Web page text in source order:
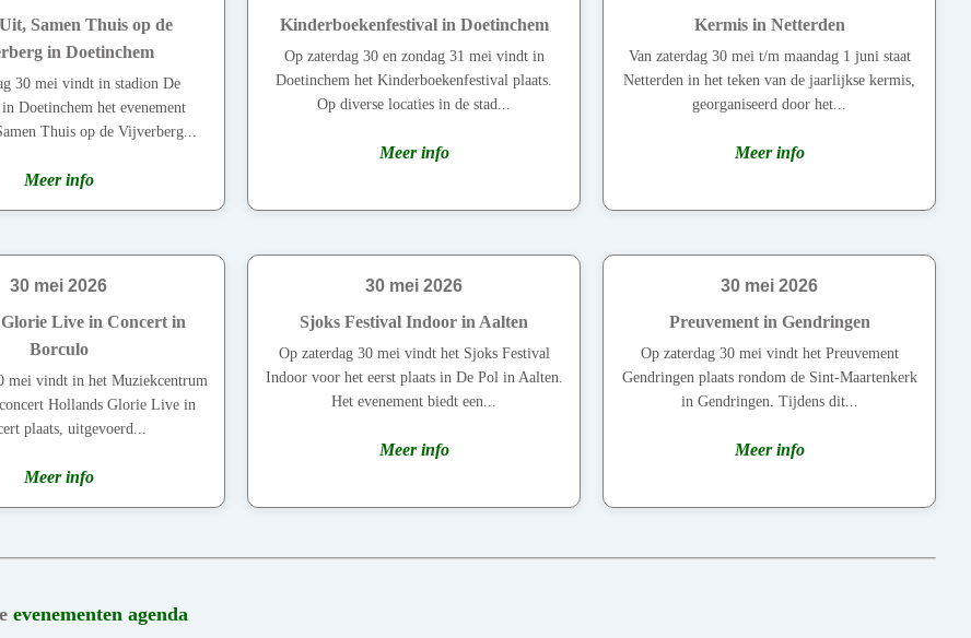
Samen Thuis op de
in Doetinchem
30 mei vindt in stadion De
Doetinchem het evenement
Thuis op de Vijverberg...
Meer info
Kinderboekenfestival in Doetinchem
Op zaterdag 30 en zondag 31 mei vindt in
Doetinchem het Kinderboekenfestival plaats.
Op diverse locaties in de stad...
Meer info
Kermis in Netterden
Van zaterdag 30 mei t/m maandag 1 juni staat
Netterden in het teken van de jaarlijkse kermis,
georganiseerd door het...
Meer info
30 mei 2026
Live in Concert in
Borculo
mei vindt in het Muziekcentrum
Hollands Glorie Live in
plaats, uitgevoerd...
Meer info
30 mei 2026
Sjoks Festival Indoor in Aalten
Op zaterdag 30 mei vindt het Sjoks Festival
Indoor voor het eerst plaats in De Pol in Aalten.
Het evenement biedt een...
Meer info
30 mei 2026
Preuvement in Gendringen
Op zaterdag 30 mei vindt het Preuvement
Gendringen plaats rondom de Sint-Maartenkerk
in Gendringen. Tijdens dit...
Meer info
evenementen agenda